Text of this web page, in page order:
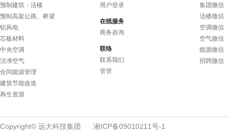
预制建筑：活楼
预制高架公路、桥梁
铝风电
芯板材料
中央空调
洁净空气
合同能源管理
建筑节能改造
再生资源
用户登录
在线服务
商务咨询
联络
联系我们
管管
集团微信
活楼微信
空调微信
空气微信
能源微信
招聘微信
Copyright© 远大科技集团 湘ICP备09010211号-1